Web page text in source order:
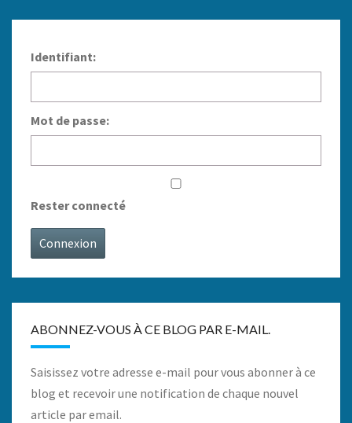
Identifiant:
Mot de passe:
Rester connecté
Connexion
ABONNEZ-VOUS À CE BLOG PAR E-MAIL.
Saisissez votre adresse e-mail pour vous abonner à ce
blog et recevoir une notification de chaque nouvel
article par email.